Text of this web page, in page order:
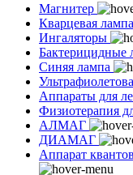
Магнитер
Кварцевая лампа
Ингаляторы
Бактерицидные
Синяя лампа
Аппараты для
Физиотерапия
АЛМАГ
ДИАМАГ
Аппарат